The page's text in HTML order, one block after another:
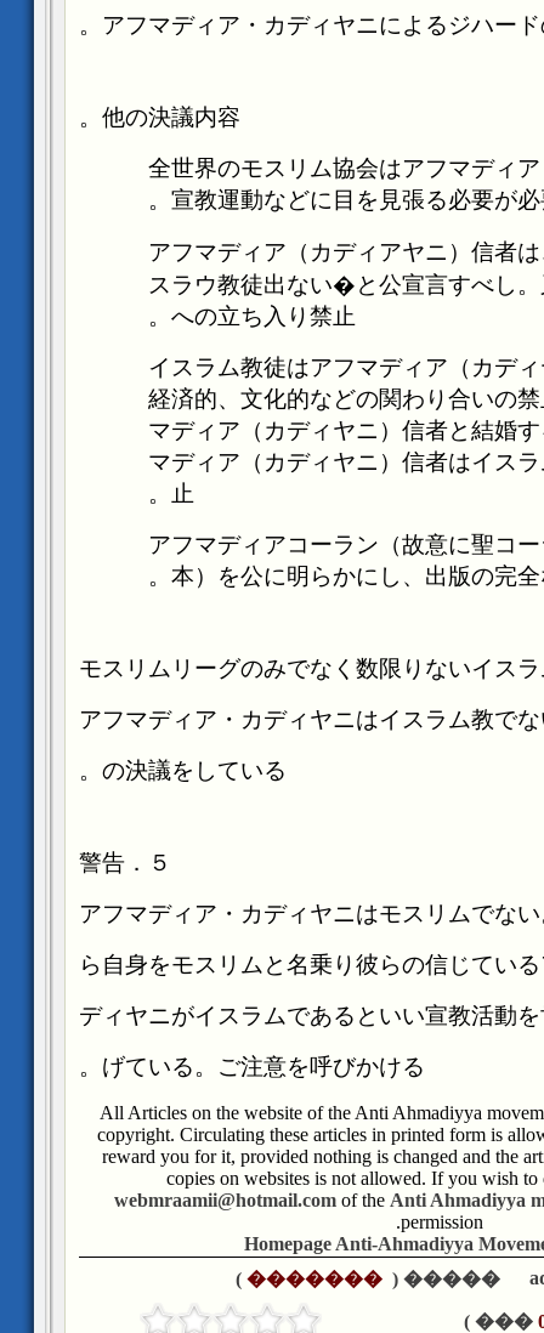
他の決議内容。
全世界のモスリム協会はアフマディ
宣教運動などに目を見張る必要が必
アフマディア（カディアヤニ）信者
スラウ教徒出ない�と公宣言すべし
への立ち入り禁止。
イスラム教徒はアフマディア（カデ
経済的、文化的などの関わり合いの
マディア（カディヤニ）信者と結婚
マディア（カディヤニ）信者はイス
止。
アフマディアコーラン（故意に聖コ
本）を公に明らかにし、出版の完全
モスリムリーグのみでなく数限りないイス
アフマディア・カディヤニはイスラム教で
の決議をしている。
５．警告
アフマディア・カディヤニはモスリムでな
ら自身をモスリムと名乗り彼らの信じてい
ディヤニがイスラムであるといい宣教活動
げている。ご注意を呼びかける。
**All Articles on the website of the Anti Ahmadiyya
copyright. Circulating these articles in printed form is
reward you for it, provided nothing is changed and the
copies on websites is not allowed. If you wish to
webmraamii@hotmail.com of the Anti Ahmadiyya
permission.
Homepage Anti-Ahmadiyya
����� (
�������
)
��� )